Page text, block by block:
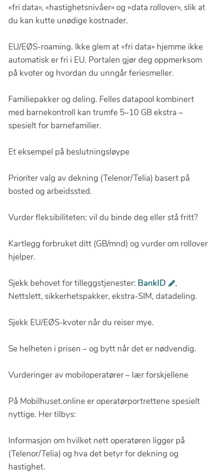
«fri data», «hastighetsnivåer» og «data rollover», slik at
du kan kutte unødige kostnader.
EU/EØS-roaming. Ikke glem at «fri data» hjemme ikke
automatisk er fri i EU. Portalen gjør deg oppmerksom
på kvoter og hvordan du unngår feriesmeller.
Familiepakker og deling. Felles datapool kombinert
med barnekontroll kan trumfe 5–10 GB ekstra –
spesielt for barnefamilier.
Et eksempel på beslutningsløype
Prioriter valg av dekning (Telenor/Telia) basert på
bosted og arbeidssted.
Vurder fleksibiliteten: vil du binde deg eller stå fritt?
Kartlegg forbruket ditt (GB/mnd) og vurder om rollover
hjelper.
Sjekk behovet for tilleggstjenester: BankID
,
Nettslett, sikkerhetspakker, ekstra-SIM, datadeling.
Sjekk EU/EØS-kvoter når du reiser mye.
Se helheten i prisen – og bytt når det er nødvendig.
Vurderinger av mobiloperatører – lær forskjellene
På Mobilhuset.online er operatørportrettene spesielt
nyttige. Her tilbys:
Informasjon om hvilket nett operatøren ligger på
(Telenor/Telia) og hva det betyr for dekning og
hastighet.